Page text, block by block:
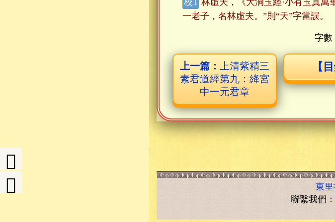
林虛天，《大洞玉經·小有玉真萬
一老子，名林虛夫。”則“天”字當誤。
字數
上一篇：
上清紫精三
素君道經第九：絳宮
中一元君章
【
東
聯繫我們：